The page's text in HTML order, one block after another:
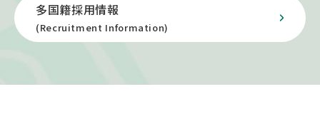
多国籍採用情報
(Recruitment Information)